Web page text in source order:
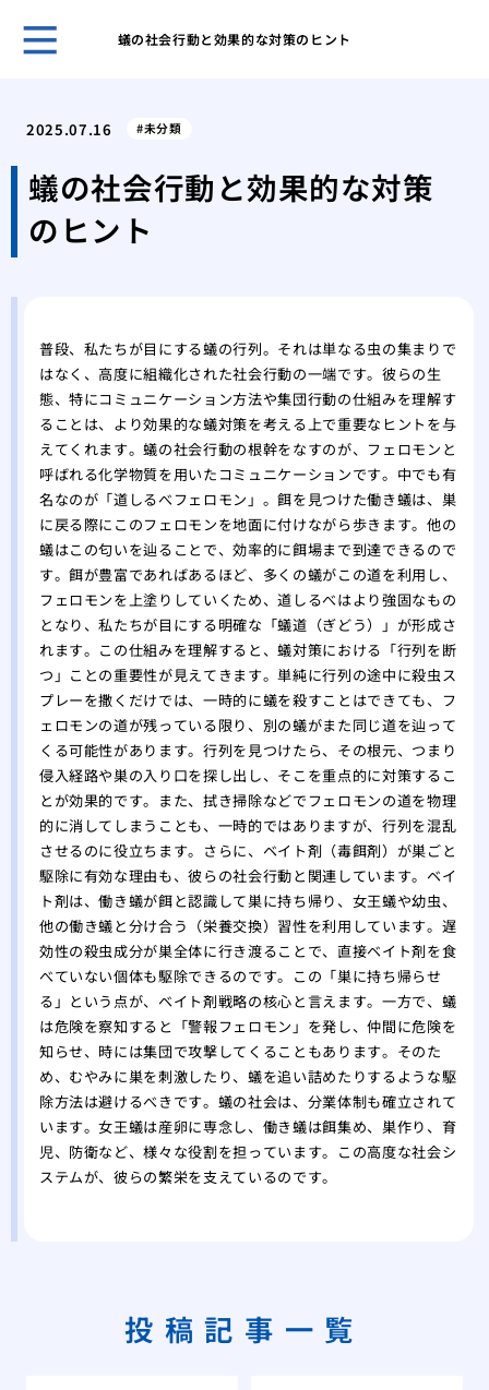
蟻の社会行動と効果的な対策のヒント
ス
ス
ス
の
ミ
駆
ミ
要性
2025.07.16 未分類
蟻の社会行動と効果的な対策
のヒント
普段、私たちが目にする蟻の行列。それは単なる虫の集まりで
はなく、高度に組織化された社会行動の一端です。彼らの生
態、特にコミュニケーション方法や集団行動の仕組みを理解す
ることは、より効果的な蟻対策を考える上で重要なヒントを与
えてくれます。蟻の社会行動の根幹をなすのが、フェロモンと
呼ばれる化学物質を用いたコミュニケーションです。中でも有
名なのが「道しるべフェロモン」。餌を見つけた働き蟻は、巣
に戻る際にこのフェロモンを地面に付けながら歩きます。他の
蟻はこの匂いを辿ることで、効率的に餌場まで到達できるので
す。餌が豊富であればあるほど、多くの蟻がこの道を利用し、
フェロモンを上塗りしていくため、道しるべはより強固なもの
となり、私たちが目にする明確な「蟻道（ぎどう）」が形成さ
れます。この仕組みを理解すると、蟻対策における「行列を断
つ」ことの重要性が見えてきます。単純に行列の途中に殺虫ス
プレーを撒くだけでは、一時的に蟻を殺すことはできても、フ
ェロモンの道が残っている限り、別の蟻がまた同じ道を辿って
くる可能性があります。行列を見つけたら、その根元、つまり
侵入経路や巣の入り口を探し出し、そこを重点的に対策するこ
とが効果的です。また、拭き掃除などでフェロモンの道を物理
的に消してしまうことも、一時的ではありますが、行列を混乱
させるのに役立ちます。さらに、ベイト剤（毒餌剤）が巣ごと
駆除に有効な理由も、彼らの社会行動と関連しています。ベイ
ト剤は、働き蟻が餌と認識して巣に持ち帰り、女王蟻や幼虫、
他の働き蟻と分け合う（栄養交換）習性を利用しています。遅
効性の殺虫成分が巣全体に行き渡ることで、直接ベイト剤を食
べていない個体も駆除できるのです。この「巣に持ち帰らせ
る」という点が、ベイト剤戦略の核心と言えます。一方で、蟻
は危険を察知すると「警報フェロモン」を発し、仲間に危険を
知らせ、時には集団で攻撃してくることもあります。そのた
め、むやみに巣を刺激したり、蟻を追い詰めたりするような駆
除方法は避けるべきです。蟻の社会は、分業体制も確立されて
います。女王蟻は産卵に専念し、働き蟻は餌集め、巣作り、育
児、防衛など、様々な役割を担っています。この高度な社会シ
ステムが、彼らの繁栄を支えているのです。
投稿記事一覧